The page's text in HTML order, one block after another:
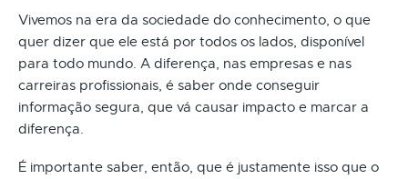
Vivemos na era da sociedade do conhecimento, o que
quer dizer que ele está por todos os lados, disponível
para todo mundo. A diferença, nas empresas e nas
carreiras profissionais, é saber onde conseguir
informação segura, que vá causar impacto e marcar a
diferença.
É importante saber, então, que é justamente isso que o